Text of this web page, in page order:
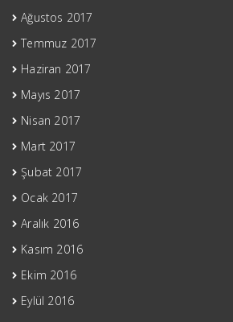
Ağustos 2017
Temmuz 2017
Haziran 2017
Mayıs 2017
Nisan 2017
Mart 2017
Şubat 2017
Ocak 2017
Aralık 2016
Kasım 2016
Ekim 2016
Eylül 2016